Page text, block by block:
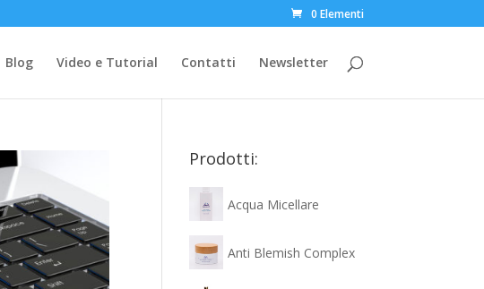
0 Elementi
Blog Video e Tutorial Contatti Newsletter
Prodotti:
Acqua Micellare
Anti Blemish Complex